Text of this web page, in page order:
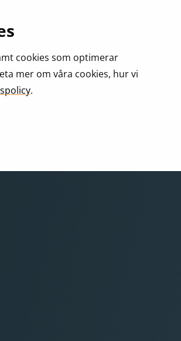
cookies som optimerar
mer om våra cookies, hur vi
.